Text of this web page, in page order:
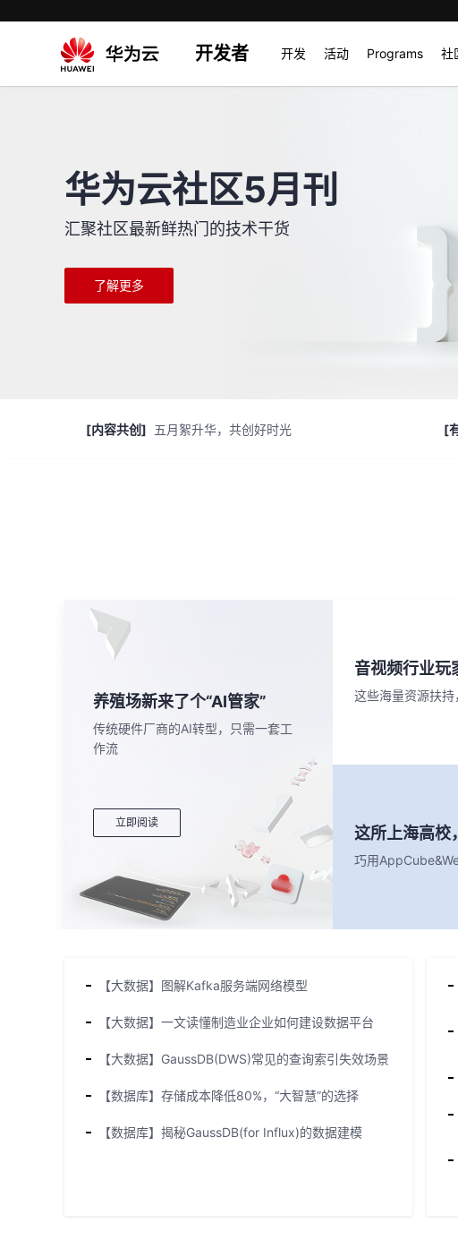
开发者 开发 活动 Programs 社
华为云社区5月刊
汇聚社区最新鲜热门的技术干货
了解更多
[内容共创] 五月絮升华，共创好时光 [
养殖场新来了个“AI管家”
传统硬件厂商的AI转型，只需一套工
作流
立即阅读
音视频行业玩
这些海量资源扶
这所上海高校
巧用
【大数据】图解Kafka服务端网络模型
【大数据】一文读懂制造业企业如何建设数据平台
【大数据】GaussDB(DWS)常见的查询索引失效场景
【数据库】存储成本降低80%，“大智慧”的选择
【数据库】揭秘GaussDB(for Influx)的数据建模